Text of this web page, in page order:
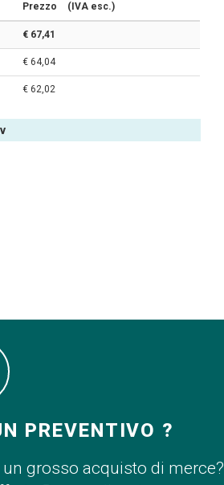
Prezzo (IVA esc.)
€ 67,41
€ 64,04
€ 62,02
PREVENTIVO ?
grosso acquisto di merce?